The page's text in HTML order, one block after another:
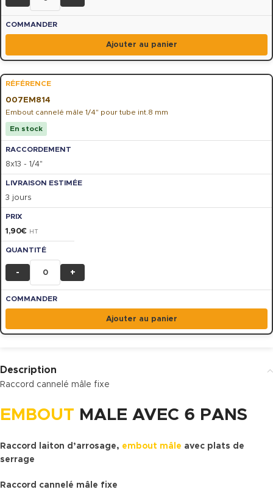
Ajouter au panier
007EM814
Embout cannelé mâle 1/4" pour tube int.8 mm
En stock
8x13 - 1/4"
3 jours
1,90€ HT
- +
Ajouter au panier
Description
Raccord cannelé mâle fixe
EMBOUT MALE AVEC 6 PANS
Raccord laiton d’arrosage, embout mâle avec plats de
serrage
Raccord cannelé mâle fixe